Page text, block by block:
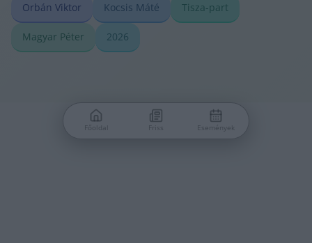
Orbán Viktor Kocsis Máté Tisza-part
Magyar Péter 2026
Főoldal Friss Események